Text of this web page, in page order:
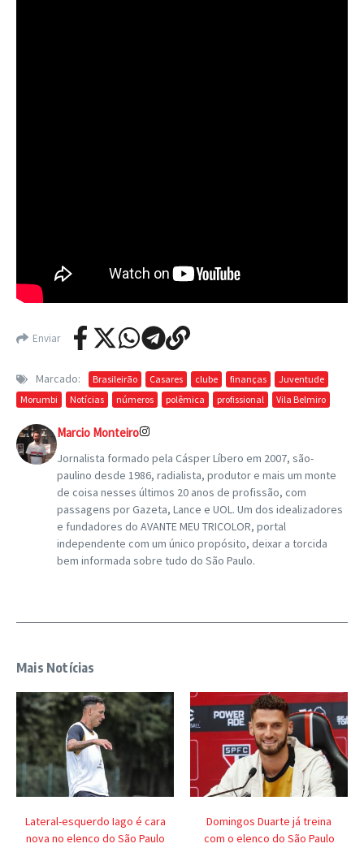
Enviar
Marcado: Brasileirão Casares clube finanças
Juventude
Morumbi
Notícias números polêmica profissional Vila Belmiro
Marcio Monteiro
Jornalista formado pela Cásper Líbero em 2007, são-
paulino desde 1986, radialista, produtor e mais um monte
de coisa nesses últimos 20 anos de profissão, com
passagens por Gazeta, Lance e UOL. Um dos idealizadores
e fundadores do AVANTE MEU TRICOLOR, portal
independente com um único propósito, deixar a torcida
bem informada sobre tudo do São Paulo.
Mais Notícias
Lateral-esquerdo Iago é cara
nova no elenco do São Paulo
Domingos Duarte já treina
com o elenco do São Paulo